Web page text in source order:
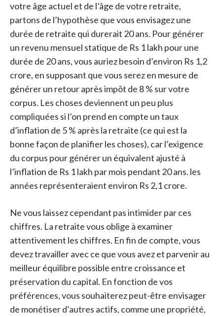
votre âge actuel et de l’âge de votre retraite,
partons de l’hypothèse que vous envisagez une
durée de retraite qui durerait 20 ans. Pour générer
un revenu mensuel statique de Rs 1 lakh pour une
durée de 20 ans, vous auriez besoin d’environ Rs 1,2
crore, en supposant que vous serez en mesure de
générer un retour après impôt de 8 % sur votre
corpus. Les choses deviennent un peu plus
compliquées si l’on prend en compte un taux
d’inflation de 5 % après la retraite (ce qui est la
bonne façon de planifier les choses), car l’exigence
du corpus pour générer un équivalent ajusté à
l’inflation de Rs 1 lakh par mois pendant 20 ans. les
années représenteraient environ Rs 2,1 crore.
Ne vous laissez cependant pas intimider par ces
chiffres. La retraite vous oblige à examiner
attentivement les chiffres. En fin de compte, vous
devez travailler avec ce que vous avez et parvenir au
meilleur équilibre possible entre croissance et
préservation du capital. En fonction de vos
préférences, vous souhaiterez peut-être envisager
de monétiser d’autres actifs, comme une propriété,